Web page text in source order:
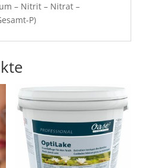
– Nitrit – Nitrat –
P)